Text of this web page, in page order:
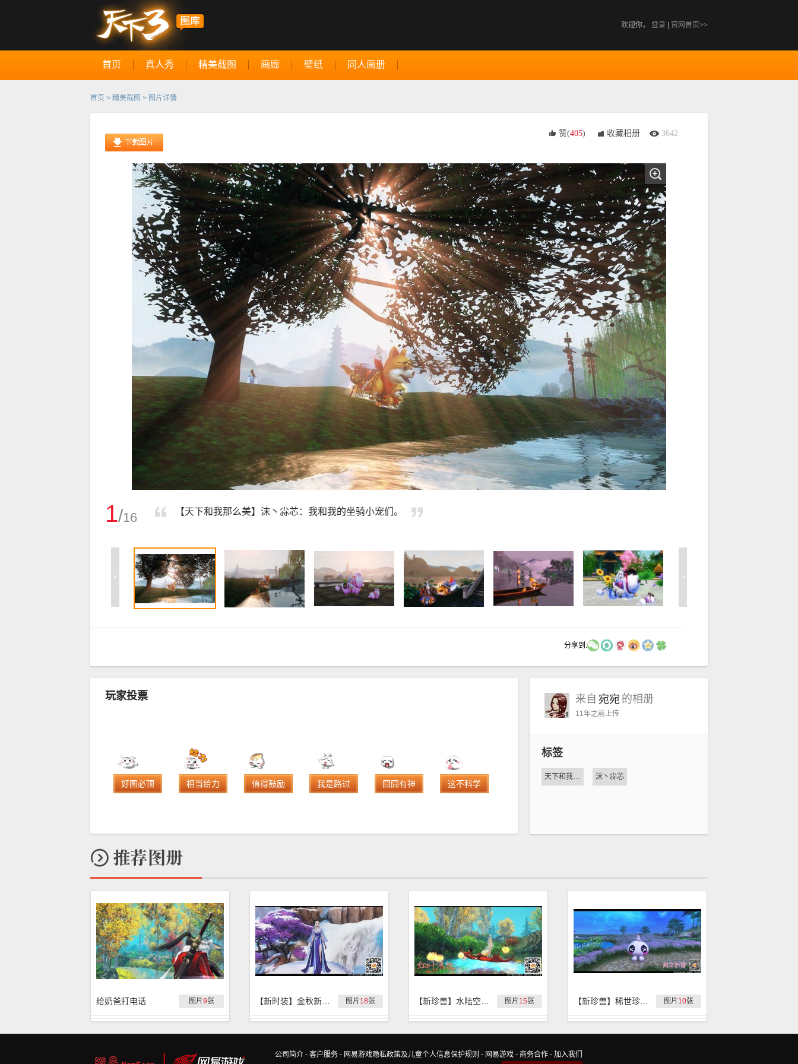
欢迎你， 登录 官网首页>>
首页 真人秀 精美截图 画廊 壁纸 同人画册
首页 > 精美截图 > 图片详情
赞(405) 收藏相册 3642
1/16 【天下和我那么美】沫丶尛芯：我和我的坐骑小宠们。
< >
分享到:
玩家投票
好图必顶 相当给力 值得鼓励 我是路过 囧囧有神 这不科学
来自 宛宛 的相册
11年之前上传
标签
天下和我那么美 沫丶尛芯
图片9张
给奶爸打电话 图片18张 图片15张 图片10张
公司简介 - 客户服务 - 网易游戏隐私政策及儿童个人信息保护规则 - 网易游戏 - 商务合作 - 加入我们